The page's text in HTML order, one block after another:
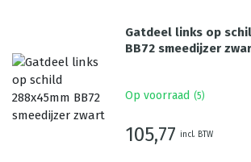
Gatdeel links op
BB72 smeedijzer
Op voorraad (5)
105,77 incl. BTW